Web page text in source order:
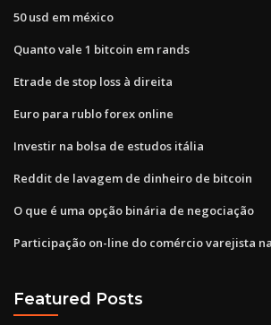
50 usd em méxico
Quanto vale 1 bitcoin em rands
Etrade de stop loss à direita
Euro para rublo forex online
Investir na bolsa de estudos itália
Reddit de lavagem de dinheiro de bitcoin
O que é uma opção binária de negociação
Participação on-line do comércio varejista
Featured Posts